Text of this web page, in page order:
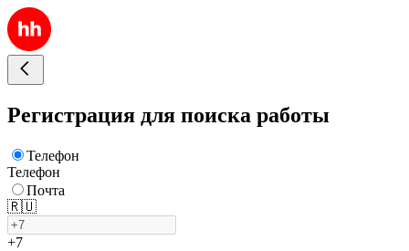
Регистрация для поиска работы
Телефон
Телефон
Почта
🇷🇺
+7